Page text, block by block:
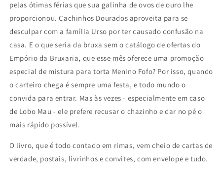
pelas ótimas férias que sua galinha de ovos de ouro lhe
proporcionou. Cachinhos Dourados aproveita para se
desculpar com a família Urso por ter causado confusão na
casa. E o que seria da bruxa sem o catálogo de ofertas do
Empório da Bruxaria, que esse mês oferece uma promoção
especial de mistura para torta Menino Fofo? Por isso, quando
o carteiro chega é sempre uma festa, e todo mundo o
convida para entrar. Mas às vezes - especialmente em caso
de Lobo Mau - ele prefere recusar o chazinho e dar no pé o
mais rápido possível.
O livro, que é todo contado em rimas, vem cheio de cartas de
verdade, postais, livrinhos e convites, com envelope e tudo.